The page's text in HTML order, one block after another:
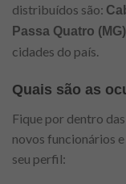
distribuídos são:
Passa Quatro
cidades do país.
Quais são as
Fique por dentro
novos funcionários
seu perfil: